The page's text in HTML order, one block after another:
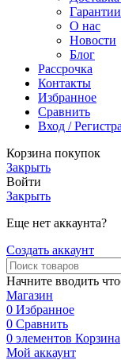
О нас
Новости
Блог
Рассрочка
Контакты
Избранное
Сравнить
Вход /
Корзина покупок
Закрыть
Войти
Закрыть
Еще нет аккаунта?
Создать аккаунт
Начните вводить
Магазин
0 Избранное
0 Сравнить
0 элементов Корзина
Мой аккаунт